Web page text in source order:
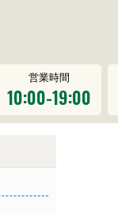
営業時間
10:00-19:00